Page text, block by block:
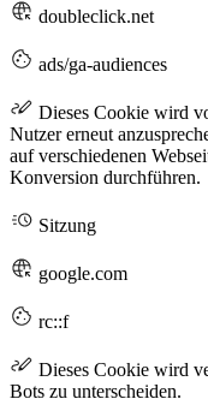
doubleclick.net
ads/ga-audiences
Dieses Cookie wird
Nutzer erneut
auf verschiedenen
Konversion durchführen.
Sitzung
google.com
rc::f
Dieses Cookie wird
Bots zu unterscheiden.